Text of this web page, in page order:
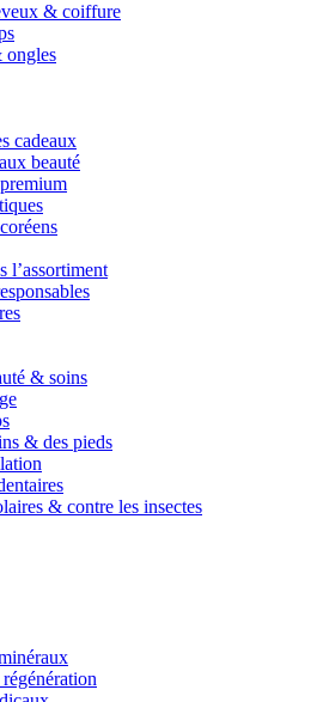
& coiffure
ongles
cadeaux
beauté
l’assortiment
& soins
& des pieds
& contre les insectes